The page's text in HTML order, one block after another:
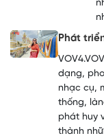
Phát
dạng,
nhạc cụ,
thống,
phát huy
thành